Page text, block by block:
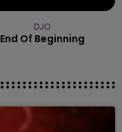
DJO
End Of Beginning